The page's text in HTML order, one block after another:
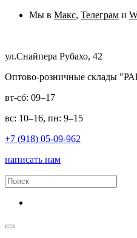
Мы в Макс, Телеграм и
ул.Снайпера Рубахо, 42
Оптово-розничные склады
вт-сб: 09–17
вс: 10–16, пн: 9–15
+7 (918) 05-09-962
написать нам